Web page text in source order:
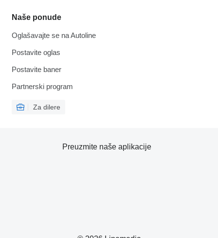
Naše ponude
Oglašavajte se na Autoline
Postavite oglas
Postavite baner
Partnerski program
Za dilere
Preuzmite naše aplikacije